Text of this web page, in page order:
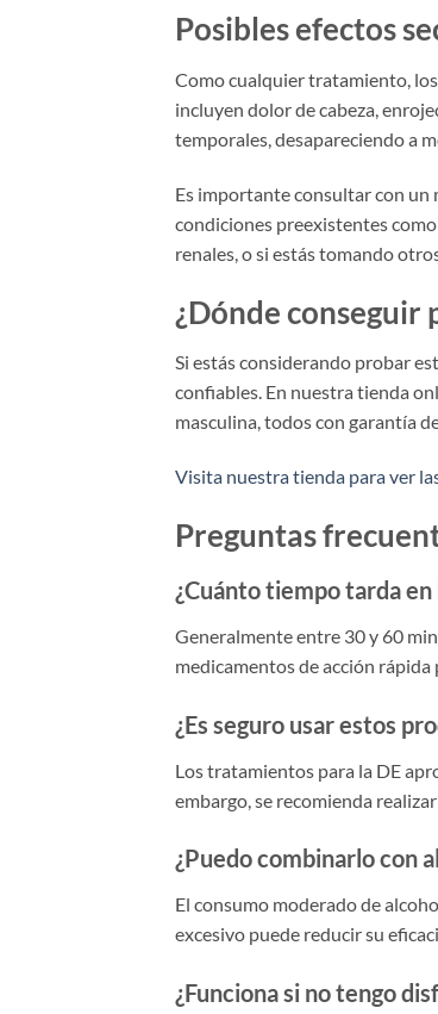
Posibles efectos
Como cualquier tratamiento,
incluyen dolor de cabeza,
temporales, desapareciendo a
Es importante consultar con un
condiciones preexistentes
renales, o si estás tomando
¿Dónde conseguir
Si estás considerando probar
confiables. En nuestra tienda
masculina, todos con garantía
Visita nuestra tienda para ver
Preguntas
¿Cuánto tiempo tarda
Generalmente entre 30 y 60
medicamentos de acción
¿Es seguro usar estos
Los tratamientos para la DE
embargo, se recomienda
¿Puedo combinarlo con
El consumo moderado de
excesivo puede reducir su
¿Funciona si no tengo